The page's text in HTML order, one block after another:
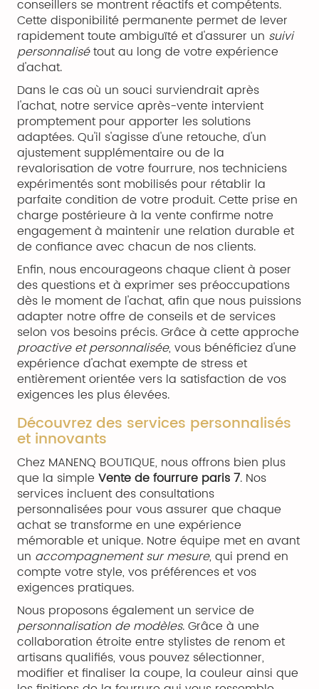
conseillers se montrent réactifs et compétents.
Cette disponibilité permanente permet de lever
rapidement toute ambiguïté et d'assurer un suivi
personnalisétout au long de votre expérience
d'achat.
Dans le cas où un souci surviendrait après
l'achat, notre service après-vente intervient
promptement pour apporter les solutions
adaptées. Qu'il s'agisse d'une retouche, d'un
ajustement supplémentaire ou de la
revalorisation de votre fourrure, nos techniciens
expérimentés sont mobilisés pour rétablir la
parfaite condition de votre produit. Cette prise en
charge postérieure à la vente confirme notre
engagement à maintenir une relation durable et
de confiance avec chacun de nos clients.
Enfin, nous encourageons chaque client à poser
des questions et à exprimer ses préoccupations
dès le moment de l'achat, afin que nous puissions
adapter notre offre de conseils et de services
selon vos besoins précis. Grâce à cette approche
proactive et personnalisée, vous bénéficiez d'une
expérience d'achat exempte de stress et
entièrement orientée vers la satisfaction de vos
exigences les plus élevées.
Découvrez des services personnalisés
et innovants
Chez MANENQ BOUTIQUE, nous offrons bien plus
que la simple Vente de fourrure paris 7. Nos
services incluent des consultations
personnalisées pour vous assurer que chaque
achat se transforme en une expérience
mémorable et unique. Notre équipe met en avant
un accompagnement sur mesure, qui prend en
compte votre style, vos préférences et vos
exigences pratiques.
Nous proposons également un service de
personnalisation de modèles. Grâce à une
collaboration étroite entre stylistes de renom et
artisans qualifiés, vous pouvez sélectionner,
modifier et finaliser la coupe, la couleur ainsi que